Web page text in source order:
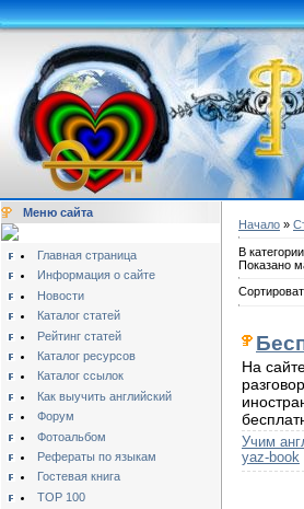
Меню сайта
Главная страница
Информация о сайте
Новости
Каталог статей
Рейтинг статей
Каталог ресурсов
Каталог ссылок
Как выучить английский
Форум
Фотоальбом
Рефераты по языкам
Гостевая книга
TOP 100
Начало »
В
Показано
На
Учим
yaz-book